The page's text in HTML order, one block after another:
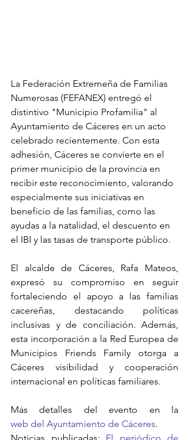
La Federación Extremeña de Familias
Numerosas (FEFANEX) entregó el
distintivo "Municipio Profamilia" al
Ayuntamiento de Cáceres en un acto
celebrado recientemente. Con esta
adhesión, Cáceres se convierte en el
primer municipio de la provincia en
recibir este reconocimiento, valorando
especialmente sus iniciativas en
beneficio de las familias, como las
ayudas a la natalidad, el descuento en
el IBI y las tasas de transporte público.
El alcalde de Cáceres, Rafa Mateos,
expresó su compromiso en seguir
fortaleciendo el apoyo a las familias
cacereñas, destacando políticas
inclusivas y de conciliación. Además,
esta incorporación a la Red Europea de
Municipios Friends Family otorga a
Cáceres visibilidad y cooperación
internacional en políticas familiares.
web del Ayuntamiento de Cáceres.